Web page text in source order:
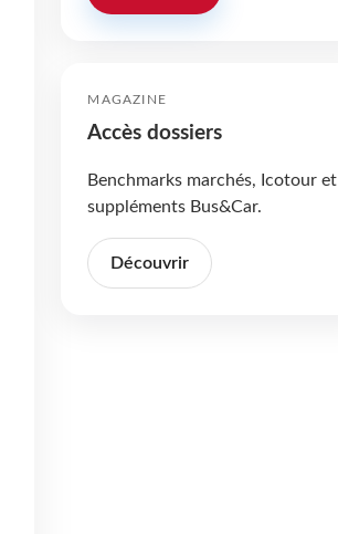
MAGAZINE
Accès dossiers
Benchmarks marchés, Icotour et
suppléments Bus&Car.
Découvrir